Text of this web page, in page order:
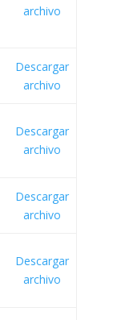
archivo
Descargar
archivo
Descargar
archivo
Descargar
archivo
Descargar
archivo